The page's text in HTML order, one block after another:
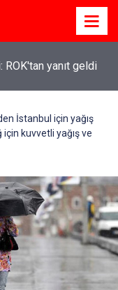
yanıt geldi
İstanbul için yağış
için kuvvetli yağış ve